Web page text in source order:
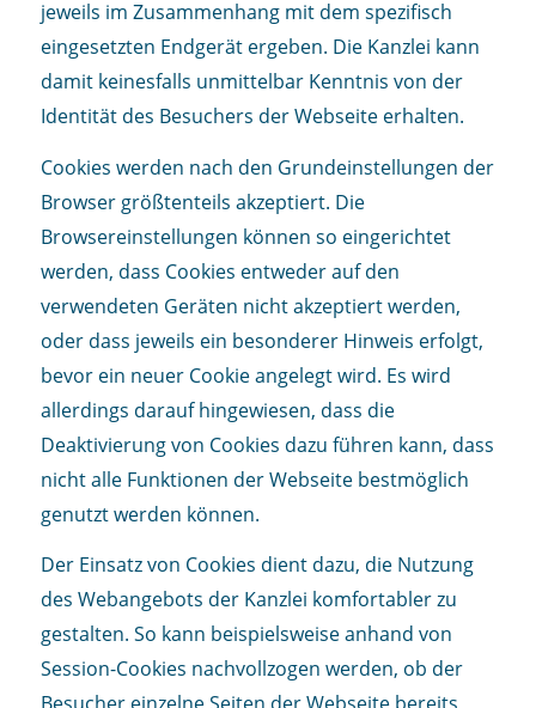
jeweils im Zusammenhang mit dem spezifisch
eingesetzten Endgerät ergeben. Die Kanzlei kann
damit keinesfalls unmittelbar Kenntnis von der
Identität des Besuchers der Webseite erhalten.
Cookies werden nach den Grundeinstellungen der
Browser größtenteils akzeptiert. Die
Browsereinstellungen können so eingerichtet
werden, dass Cookies entweder auf den
verwendeten Geräten nicht akzeptiert werden,
oder dass jeweils ein besonderer Hinweis erfolgt,
bevor ein neuer Cookie angelegt wird. Es wird
allerdings darauf hingewiesen, dass die
Deaktivierung von Cookies dazu führen kann, dass
nicht alle Funktionen der Webseite bestmöglich
genutzt werden können.
Der Einsatz von Cookies dient dazu, die Nutzung
des Webangebots der Kanzlei komfortabler zu
gestalten. So kann beispielsweise anhand von
Session-Cookies nachvollzogen werden, ob der